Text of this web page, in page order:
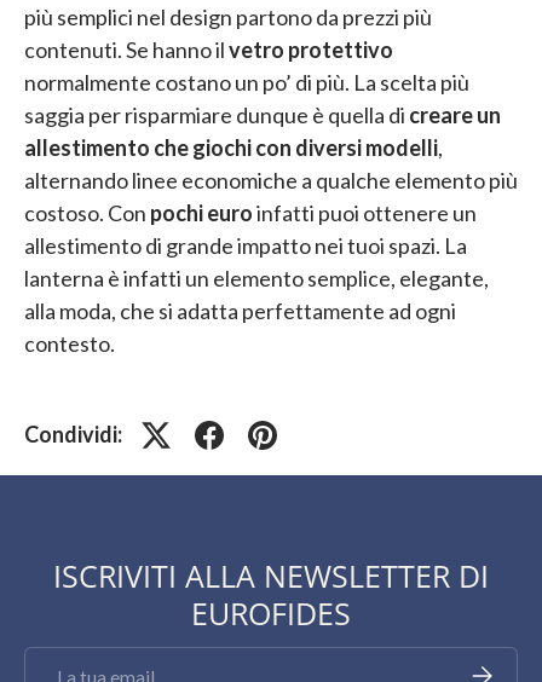
più semplici nel design partono da prezzi più
contenuti. Se hanno ilvetro protettivo
normalmente costano un po’ di più. La scelta più
saggia per risparmiare dunque è quella di creare un
allestimento che giochi con diversi modelli,
alternando linee economiche a qualche elemento più
costoso. Con pochi euroinfatti puoi ottenere un
allestimento di grande impatto nei tuoi spazi. La
lanterna è infatti un elemento semplice, elegante,
alla moda, che si adatta perfettamente ad ogni
contesto.
Condividi:
ISCRIVITI ALLA NEWSLETTER DI
EUROFIDES
Iscriviti